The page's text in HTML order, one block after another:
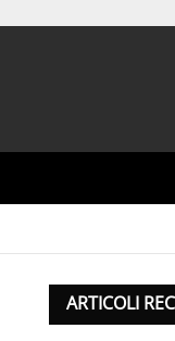
ARTICOLI